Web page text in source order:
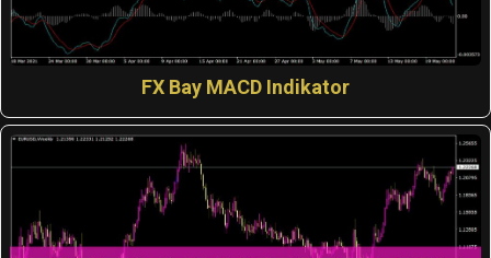
FX Bay MACD Indikator